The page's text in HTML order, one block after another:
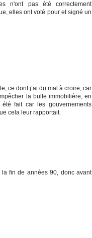
n'ont pas été correctement
elles ont voté pour et signé un
ce dont j’ai du mal à croire, car
la bulle immobilière, en
fait car les gouvernements
cela leur rapportait.
fin de années 90, donc avant